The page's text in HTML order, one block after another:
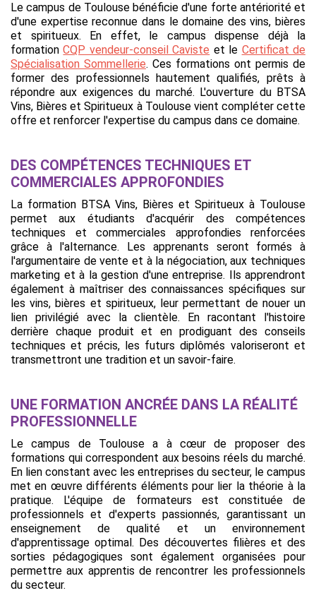
Le campus de Toulouse bénéficie d'une forte antériorité et
d'une expertise reconnue dans le domaine des vins, bières
et spiritueux. En effet, le campus dispense déjà la
formationCQP vendeur-conseil Caviste et le Certificat de
Spécialisation Sommellerie. Ces formations ont permis de
former des professionnels hautement qualifiés, prêts à
répondre aux exigences du marché. L'ouverture du BTSA
Vins, Bières et Spiritueux à Toulouse vient compléter cette
offre et renforcer l'expertise du campus dans ce domaine.
DES COMPÉTENCES TECHNIQUES ET
COMMERCIALES APPROFONDIES
La formation BTSA Vins, Bières et Spiritueux à Toulouse
permet aux étudiants d'acquérir des compétences
techniques et commerciales approfondies renforcées
grâce à l'alternance. Les apprenants seront formés à
l'argumentaire de vente et à la négociation, aux techniques
marketing et à la gestion d'une entreprise. Ils apprendront
également à maîtriser des connaissances spécifiques sur
les vins, bières et spiritueux, leur permettant de nouer un
lien privilégié avec la clientèle. En racontant l'histoire
derrière chaque produit et en prodiguant des conseils
techniques et précis, les futurs diplômés valoriseront et
transmettront une tradition et un savoir-faire.
UNE FORMATION ANCRÉE DANS LA RÉALITÉ
PROFESSIONNELLE
Le campus de Toulouse a à cœur de proposer des
formations qui correspondent aux besoins réels du marché.
En lien constant avec les entreprises du secteur, le campus
met en œuvre différents éléments pour lier la théorie à la
pratique. L'équipe de formateurs est constituée de
professionnels et d'experts passionnés, garantissant un
enseignement de qualité et un environnement
d'apprentissage optimal. Des découvertes filières et des
sorties pédagogiques sont également organisées pour
permettre aux apprentis de rencontrer les professionnels
du secteur.